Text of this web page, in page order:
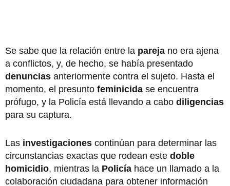
Se sabe que la relación entre la pareja no era ajena
a conflictos, y, de hecho, se había presentado
denuncias anteriormente contra el sujeto. Hasta el
momento, el presunto feminicida se encuentra
prófugo, y la Policía está llevando a cabo diligencias
para su captura.
Las investigaciones continúan para determinar las
circunstancias exactas que rodean este doble
homicidio, mientras la Policía hace un llamado a la
colaboración ciudadana para obtener información